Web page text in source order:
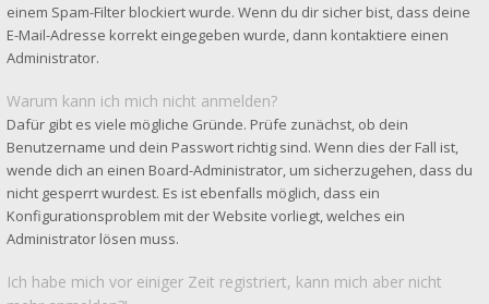
einem Spam-Filter blockiert wurde. Wenn du dir sicher bist, dass deine
E-Mail-Adresse korrekt eingegeben wurde, dann kontaktiere einen
Administrator.
Warum kann ich mich nicht anmelden?
Dafür gibt es viele mögliche Gründe. Prüfe zunächst, ob dein
Benutzername und dein Passwort richtig sind. Wenn dies der Fall ist,
wende dich an einen Board-Administrator, um sicherzugehen, dass du
nicht gesperrt wurdest. Es ist ebenfalls möglich, dass ein
Konfigurationsproblem mit der Website vorliegt, welches ein
Administrator lösen muss.
Ich habe mich vor einiger Zeit registriert, kann mich aber nicht